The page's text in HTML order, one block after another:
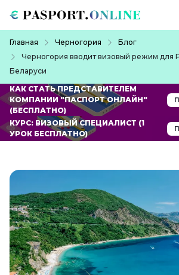
Главная Черногория
Блог
Черногория вводит визовый режим для
Беларуси
КАК СТАТЬ ПРЕДСТАВИТЕЛЕМ
КОМПАНИИ "ПАСПОРТ ОНЛАЙН"
(БЕСПЛАТНО)
КУРС: ВИЗОВЫЙ СПЕЦИАЛИСТ (1
УРОК БЕСПЛАТНО)